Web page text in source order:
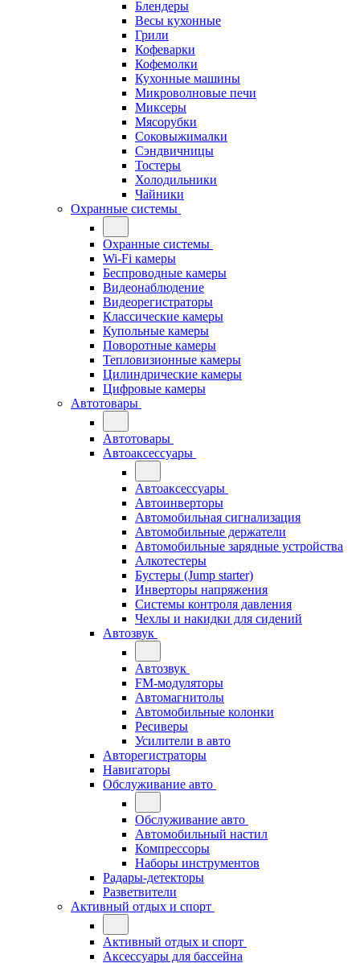
Блендеры
Весы кухонные
Грили
Кофеварки
Кофемолки
Кухонные машины
Микроволновые печи
Миксеры
Мясорубки
Соковыжималки
Сэндвичницы
Тостеры
Холодильники
Чайники
Охранные системы
Охранные системы
Wi-Fi камеры
Беспроводные камеры
Видеонаблюдение
Видеорегистраторы
Классические камеры
Купольные камеры
Поворотные камеры
Тепловизионные камеры
Цилиндрические камеры
Цифровые камеры
Автотовары
Автотовары
Автоаксессуары
Автоаксессуары
Автоинверторы
Автомобильная сигнализация
Автомобильные держатели
Автомобильные зарядные устройства
Алкотестеры
Бустеры (Jump starter)
Инверторы напряжения
Системы контроля давления
Чехлы и накидки для сидений
Автозвук
Автозвук
FM-модуляторы
Автомагнитолы
Автомобильные колонки
Ресиверы
Усилители в авто
Авторегистраторы
Навигаторы
Обслуживание авто
Обслуживание авто
Автомобильный настил
Компрессоры
Наборы инструментов
Радары-детекторы
Разветвители
Активный отдых и спорт
Активный отдых и спорт
Аксессуары для бассейна